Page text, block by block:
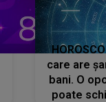
care are
bani. O
poate